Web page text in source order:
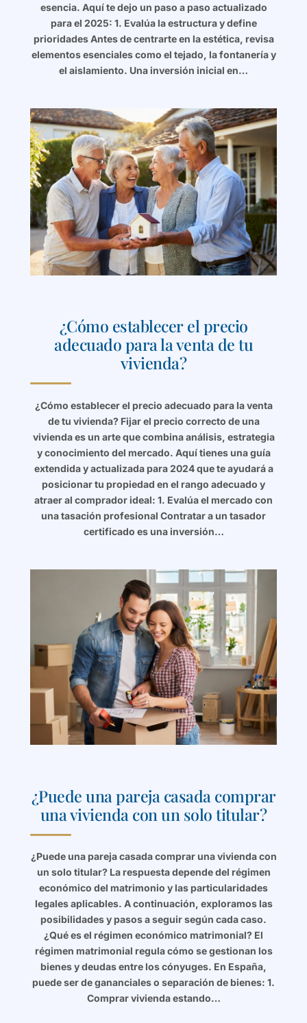
esencia. Aquí te dejo un paso a paso actualizado
para el 2025: 1. Evalúa la estructura y define
prioridades Antes de centrarte en la estética, revisa
elementos esenciales como el tejado, la fontanería y
el aislamiento. Una inversión inicial en…
¿Cómo establecer el precio
adecuado para la venta de tu
vivienda?
¿Cómo establecer el precio adecuado para la venta
de tu vivienda? Fijar el precio correcto de una
vivienda es un arte que combina análisis, estrategia
y conocimiento del mercado. Aquí tienes una guía
extendida y actualizada para 2024 que te ayudará a
posicionar tu propiedad en el rango adecuado y
atraer al comprador ideal: 1. Evalúa el mercado con
una tasación profesional Contratar a un tasador
certificado es una inversión…
¿Puede una pareja casada comprar
una vivienda con un solo titular?
¿Puede una pareja casada comprar una vivienda con
un solo titular? La respuesta depende del régimen
económico del matrimonio y las particularidades
legales aplicables. A continuación, exploramos las
posibilidades y pasos a seguir según cada caso.
¿Qué es el régimen económico matrimonial? El
régimen matrimonial regula cómo se gestionan los
bienes y deudas entre los cónyuges. En España,
puede ser de gananciales o separación de bienes: 1.
Comprar vivienda estando…